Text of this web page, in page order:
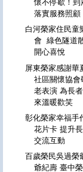
懷不停歇！到
落實服務照顧
白河榮家住民童
會 綠色隧道
開心喜悅
屏東榮家感謝華
社區關懷協會
老表演 為長
來溫暖歡笑
彰化榮家幸福手
花片卡 提升
交流互動
百歲榮民吳過榮
爺紀壽 臺中